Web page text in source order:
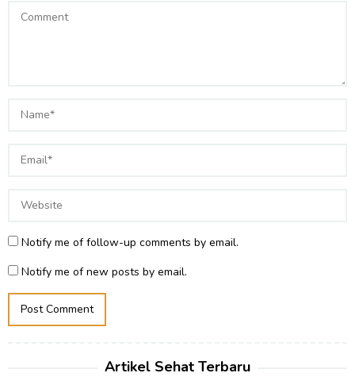
Notify me of follow-up comments by email.
Notify me of new posts by email.
Artikel Sehat Terbaru